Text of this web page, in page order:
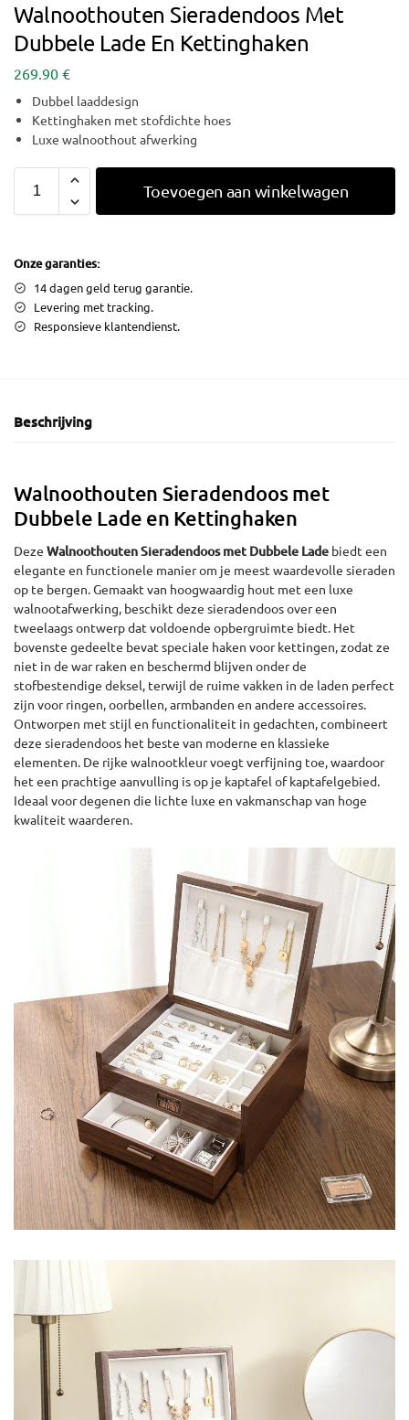
Walnoothouten Sieradendoos Met
Dubbele Lade En Kettinghaken
269.90 €
Dubbel laaddesign
Kettinghaken met stofdichte hoes
Luxe walnoothout afwerking
Toevoegen aan winkelwagen
Onze garanties:
14 dagen geld terug garantie.
Levering met tracking.
Responsieve klantendienst.
Beschrijving
Walnoothouten Sieradendoos met
Dubbele Lade en Kettinghaken
Deze Walnoothouten Sieradendoos met Dubbele Lade biedt een
elegante en functionele manier om je meest waardevolle sieraden
op te bergen. Gemaakt van hoogwaardig hout met een luxe
walnootafwerking, beschikt deze sieradendoos over een
tweelaags ontwerp dat voldoende opbergruimte biedt. Het
bovenste gedeelte bevat speciale haken voor kettingen, zodat ze
niet in de war raken en beschermd blijven onder de
stofbestendige deksel, terwijl de ruime vakken in de laden perfect
zijn voor ringen, oorbellen, armbanden en andere accessoires.
Ontworpen met stijl en functionaliteit in gedachten, combineert
deze sieradendoos het beste van moderne en klassieke
elementen. De rijke walnootkleur voegt verfijning toe, waardoor
het een prachtige aanvulling is op je kaptafel of kaptafelgebied.
Ideaal voor degenen die lichte luxe en vakmanschap van hoge
kwaliteit waarderen.